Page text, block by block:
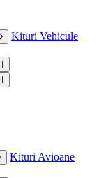
Kituri Vehicule
Kituri Avioane